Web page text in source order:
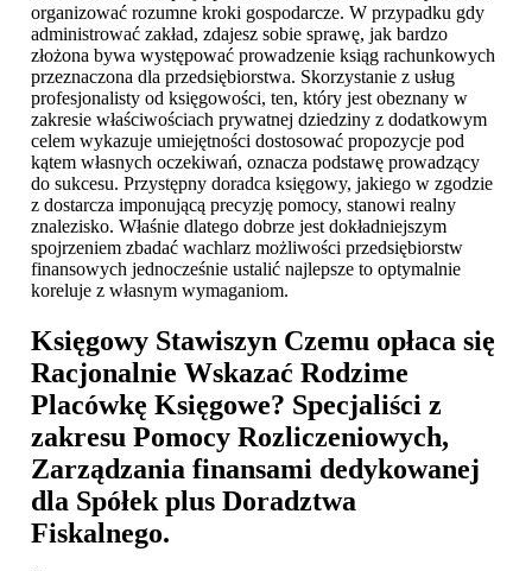
organizować rozumne kroki gospodarcze. W przypadku gdy
administrować zakład, zdajesz sobie sprawę, jak bardzo
złożona bywa występować prowadzenie ksiąg rachunkowych
przeznaczona dla przedsiębiorstwa. Skorzystanie z usług
profesjonalisty od księgowości, ten, który jest obeznany w
zakresie właściwościach prywatnej dziedziny z dodatkowym
celem wykazuje umiejętności dostosować propozycje pod
kątem własnych oczekiwań, oznacza podstawę prowadzący
do sukcesu. Przystępny doradca księgowy, jakiego w zgodzie
z dostarcza imponującą precyzję pomocy, stanowi realny
znalezisko. Właśnie dlatego dobrze jest dokładniejszym
spojrzeniem zbadać wachlarz możliwości przedsiębiorstw
finansowych jednocześnie ustalić najlepsze to optymalnie
koreluje z własnym wymaganiom.
Księgowy Stawiszyn Czemu opłaca się
Racjonalnie Wskazać Rodzime
Placówkę Księgowe? Specjaliści z
zakresu Pomocy Rozliczeniowych,
Zarządzania finansami dedykowanej
dla Spółek plus Doradztwa
Fiskalnego.